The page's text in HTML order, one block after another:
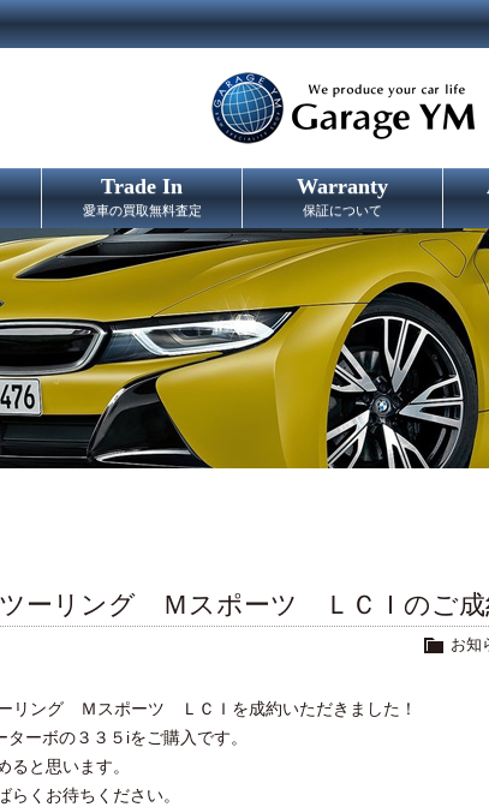
Trade In
愛車の買取無料査定
Warranty
保証について
ーリング Ｍスポーツ ＬＣＩのご
お知
リング Ｍスポーツ ＬＣＩを成約いただきました！
ーボの３３５iをご購入です。
ると思います。
くお待ちください。